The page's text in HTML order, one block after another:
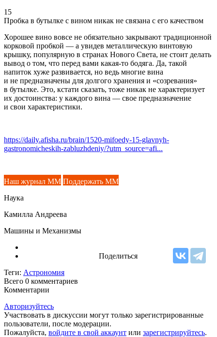
15
Пробка в бутылке с вином никак не связана с его качеством
Хорошее вино вовсе не обязательно закрывают традиционной
корковой пробкой — а увидев металлическую винтовую
крышку, популярную в странах Нового Света, не стоит делать
вывод о том, что перед вами какая-то бодяга. Да, такой
напиток хуже развивается, но ведь многие вина
и не предназначены для долгого хранения и «созревания»
в бутылке. Это, кстати сказать, тоже никак не характеризует
их достоинства: у каждого вина — свое предназначение
и свои характеристики.
https://daily.afisha.ru/brain/1520-mifoedy-15-glavnyh-
gastronomicheskih-zabluzhdeniy/?utm_source=afi...
Наш журнал ММ Поддержать ММ
Наука
Камилла Андреева
Машины и Механизмы
Поделиться
Теги: Астрономия
Всего 0 комментариев
Комментарии
Авторизуйтесь
Участвовать в дискуссии могут только зарегистрированные
пользователи, после модерации.
Пожалуйста, войдите в свой аккаунт или зарегистрируйтесь.